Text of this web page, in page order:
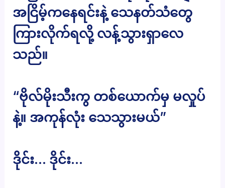
အငြိမ့်ကနေရင်းနဲ့ သေနတ်သံတွေ
ကြားလိုက်ရလို့ လန့်သွားရှာလေ
သည်။
“ဗိုလ်မိုးသီးကွ တစ်ယောက်မှ မလှုပ်
နဲ့။ အကုန်လုံး သေသွားမယ်”
ဒိုင်း… ဒိုင်း…